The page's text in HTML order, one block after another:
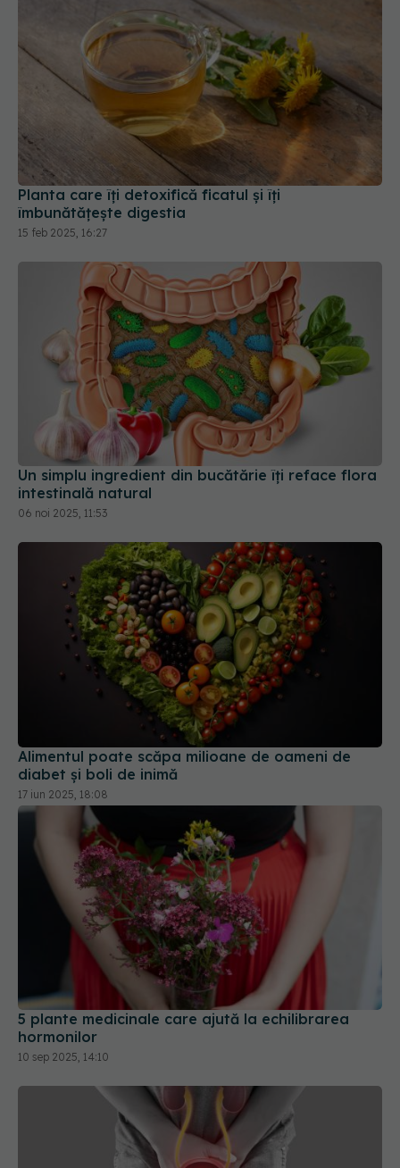
Planta care îți detoxifică ficatul și îți
îmbunătățește digestia
15 feb 2025, 16:27
Un simplu ingredient din bucătărie îți reface flora
intestinală natural
06 noi 2025, 11:53
Alimentul poate scăpa milioane de oameni de
diabet și boli de inimă
17 iun 2025, 18:08
5 plante medicinale care ajută la echilibrarea
hormonilor
10 sep 2025, 14:10